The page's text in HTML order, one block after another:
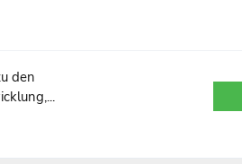
den